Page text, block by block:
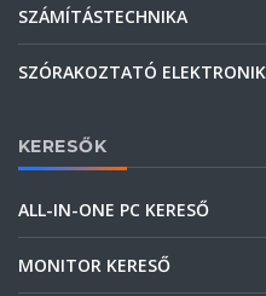
SZÁMÍTÁSTECHNIKA
SZÓRAKOZTATÓ
KERESŐK
ALL-IN-ONE PC KERESŐ
MONITOR KERESŐ